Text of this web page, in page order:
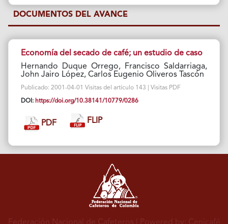
DOCUMENTOS DEL AVANCE
Economía del secado de café; un estudio de caso
Hernando Duque Orrego, Francisco Saldarriaga,
John Jairo López, Carlos Eugenio Oliveros Tascón
Publicado: 2001-04-01 Visitas del artículo 143 | Visitas PDF
DOI: https://doi.org/10.38141/10779/0286
PDF FLIP